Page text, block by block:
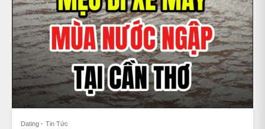
Dating Tin Tức